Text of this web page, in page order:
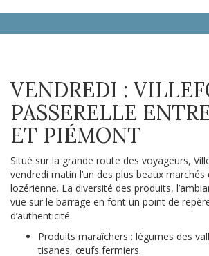
VENDREDI :
PASSERELLE
ET PIÉMONT
Situé sur la grande route des voyageurs,
vendredi matin l’un des plus beaux
lozérienne. La diversité des produits,
vue sur le barrage en font un point de
d’authenticité.
Produits maraîchers : légumes des
tisanes, œufs fermiers.